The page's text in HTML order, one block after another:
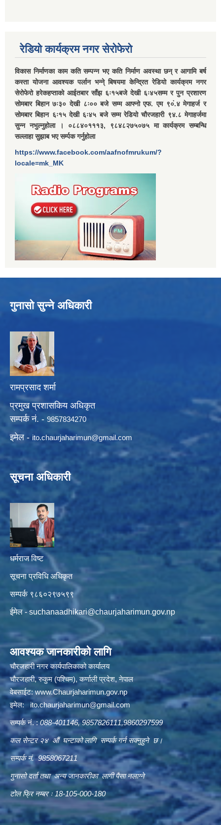
रेडियो कार्यक्रम नगर सेरोफेरो
विकास निर्माणका काम कति सम्पन्न भए कति निर्माण अवस्था छन् र आगामि बर्ष
कस्ता योजना आवश्यक पर्लान भन्ने् बिषयमा केन्द्रित रेडियो कार्यक्रम नगर
सेरोफेरो हरेकहप्ताको आईतबार साँझ ६ः१५बजे देखी ६ः४५सम्म र पुन प्रशारण
सोमबार बिहान ७ः३० देखी ८ः०० बजे सम्म आफ्नो एफ. एम ९०ं.४ मेगाहर्ज र
सोमबार बिहान ६ः१५ देखी ६ः४५ बजे सम्म रेडियो चौरजहारी ९४.८ मेगाहर्जमा
सुन्न नभुल्नुहोला । ०८८४०१११३, ९८४८२७५०७५ मा कार्यक्रम सम्बन्धि
सल्लाहा सुझाब भए सर्म्पक गर्नुहोला
https://www.facebook.com/aafnofmrukum/?
locale=mk_MK
गुनासो सुन्ने अधिकारी
रामप्रसाद शर्मा
प्रमुख प्रशासकिय अधिकृत
सम्पर्क नं. - 9857834270
इमेल - ito.chaurjaharimun@gmail.com
सूचना अधिकारी
धर्मराज विष्ट
सूचना प्रविधि अधिकृत
सम्पर्क ९८६०२९७५९९
ईमेल -suchanaadhikari@chaurjaharimun.gov.np
आवश्यक जानकारीको लागि
चौरजहारी नगर कार्यपालिकाको कार्यालय
चौरजहारी, रुकुम (पश्चिम), कर्णाली प्रदेश, नेपाल
वेबसाईट:www.Chaurjaharimun.gov.np
इमेल: ito.chaurjaharimun@gmail.com
सम्पर्क नं. :088-401146, 9857826111,9860297599
कल सेन्टर २४ औं घन्टाको लागि सम्पर्क गर्न सक्नुहुने छ।
सम्पर्क नं. 9858067211
गुनासो दर्ता तथा अन्य जानकारीका लागी पैसा नलाग्ने
टोल फ्रि नम्बर ः 18-105-000-180